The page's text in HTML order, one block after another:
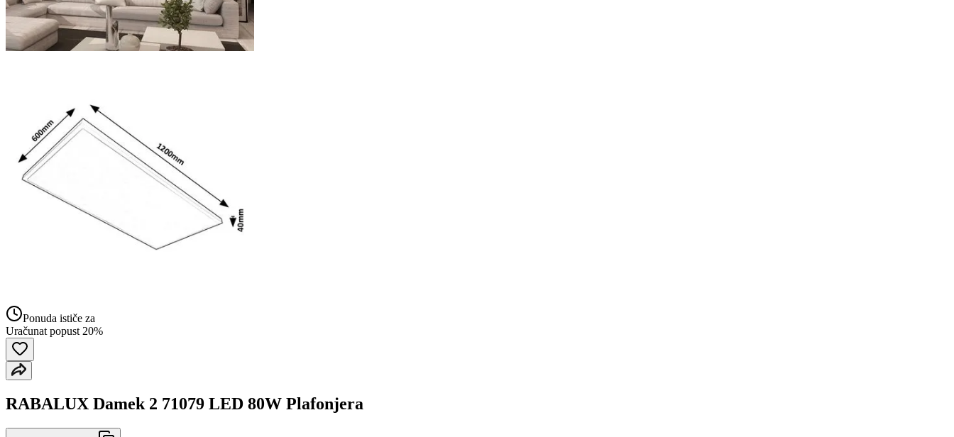
Ponuda ističe za
Uračunat popust 20%
RABALUX Damek 2 71079 LED 80W Plafonjera